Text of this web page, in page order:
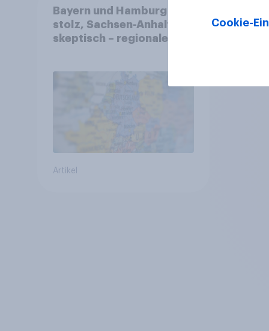
Bayern und Hamburg
stolz, Sachsen-Anhalt
skeptisch – regionale
Europa im Osten am
Artikel
Cookie-